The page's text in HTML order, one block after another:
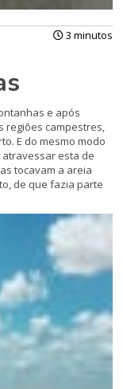
3 minutos
e após
regiões campestres,
E do mesmo modo
esta de
tocavam a areia
de que fazia parte